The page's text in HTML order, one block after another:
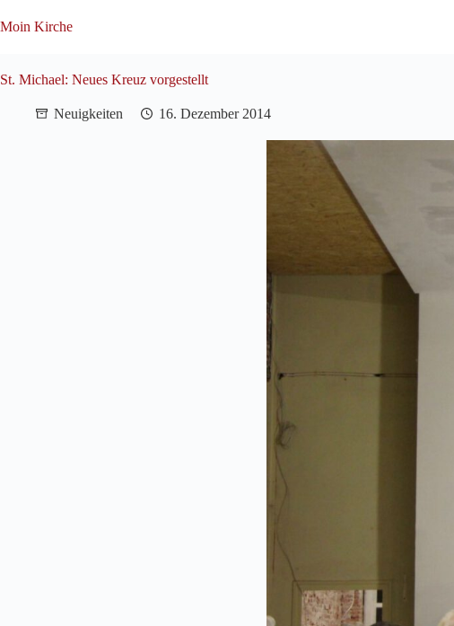
Inhalt
Moin Kirche
St. Michael: Neues Kreuz vorgestellt
Neuigkeiten 16. Dezember 2014